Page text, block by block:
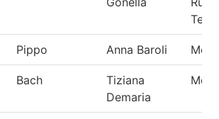
Pippo Anna Baroli
Bach
Tiziana
Demaria